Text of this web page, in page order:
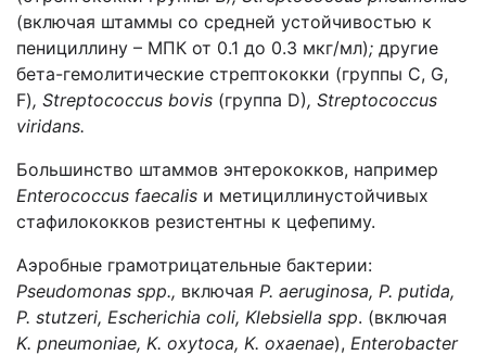
(включая штаммы со средней устойчивостью к
пенициллину – МПК от 0.1 до 0.3 мкг/мл); другие
бета-гемолитические стрептококки (группы C, G,
F), Streptococcus bovis (группа D), Streptococcus
viridans.
Большинство штаммов энтерококков, например
Enterococcus faecalis и метициллинустойчивых
стафилококков резистентны к цефепиму.
Аэробные грамотрицательные бактерии:
Pseudomonas spp., включая P. aeruginosa, P. putida,
P. stutzeri, Escherichia coli, Klebsiella spp. (включая
K. pneumoniae, K. oxytoca, K. oxaenae), Enterobacter